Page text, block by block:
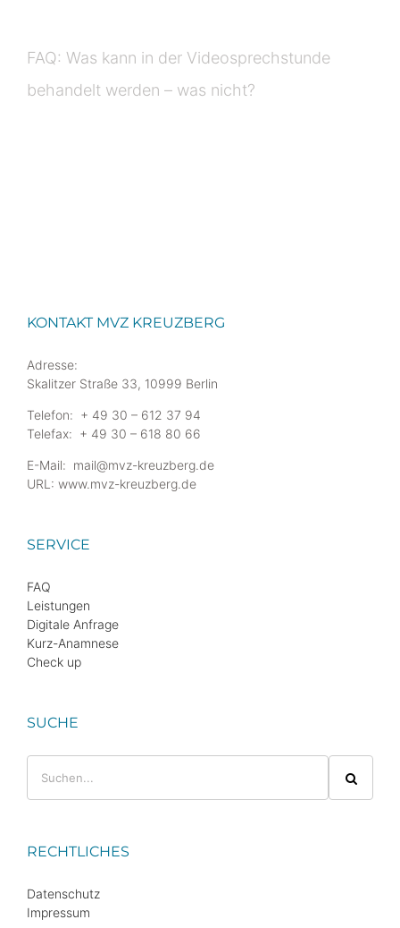
FAQ: Was kann in der Videosprechstunde
behandelt werden – was nicht?
KONTAKT MVZ KREUZBERG
Adresse:
Skalitzer Straße 33, 10999 Berlin
Telefon: + 49 30 – 612 37 94
Telefax: + 49 30 – 618 80 66
E-Mail: mail@mvz-kreuzberg.de
URL: www.mvz-kreuzberg.de
SERVICE
FAQ
Leistungen
Digitale Anfrage
Kurz-Anamnese
Check up
SUCHE
nach:
RECHTLICHES
Datenschutz
Impressum